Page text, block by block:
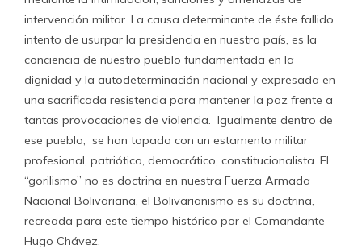
intervención militar. La causa determinante de éste fallido
intento de usurpar la presidencia en nuestro país, es la
conciencia de nuestro pueblo fundamentada en la
dignidad y la autodeterminación nacional y expresada en
una sacrificada resistencia para mantener la paz frente a
tantas provocaciones de violencia. Igualmente dentro de
ese pueblo, se han topado con un estamento militar
profesional, patriótico, democrático, constitucionalista. El
“gorilismo” no es doctrina en nuestra Fuerza Armada
Nacional Bolivariana, el Bolivarianismo es su doctrina,
recreada para este tiempo histórico por el Comandante
Hugo Chávez.